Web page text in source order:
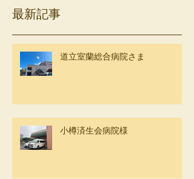
最新記事
道立室蘭総合病院さま
小樽済生会病院様